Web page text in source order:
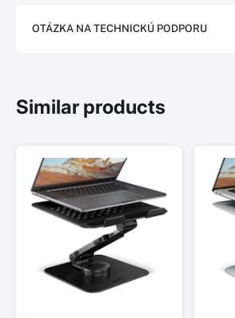
OTÁZKA NA TECHNICKÚ PODPORU
Similar products